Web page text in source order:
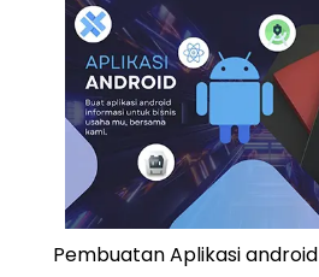
Pembuatan Aplikasi android